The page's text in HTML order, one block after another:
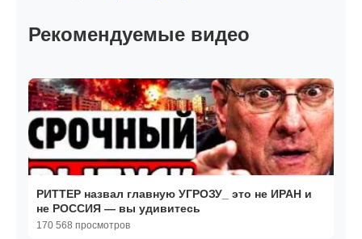
Рекомендуемые видео
РИТТЕР назвал главную УГРОЗУ_ это не ИРАН и
не РОССИЯ — вы удивитесь
170 568 просмотров